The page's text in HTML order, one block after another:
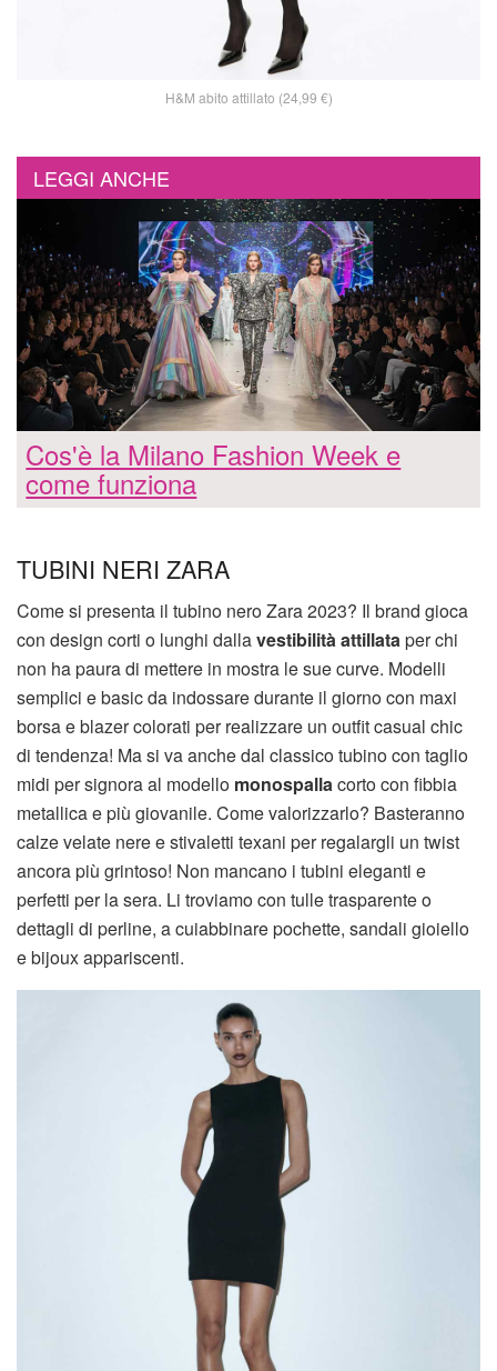
H&M abito attillato (24,99 €)
LEGGI ANCHE
Cos'è la Milano Fashion Week e
come funziona
TUBINI NERI ZARA
Come si presenta il tubino nero Zara 2023? Il brand gioca
con design corti o lunghi dallavestibilità attillataper chi
non ha paura di mettere in mostra le sue curve. Modelli
semplici e basic da indossare durante il giorno con maxi
borsa e blazer colorati per realizzare un outfit casual chic
di tendenza! Ma si va anche dal classico tubino con taglio
midi per signora al modello monospallacorto con fibbia
metallica e più giovanile. Come valorizzarlo? Basteranno
calze velate nere e stivaletti texani per regalargli un twist
ancora più grintoso! Non mancano i tubini eleganti e
perfetti per la sera. Li troviamo con tulle trasparente o
dettagli di perline, a cuiabbinare pochette, sandali gioiello
e bijoux appariscenti.